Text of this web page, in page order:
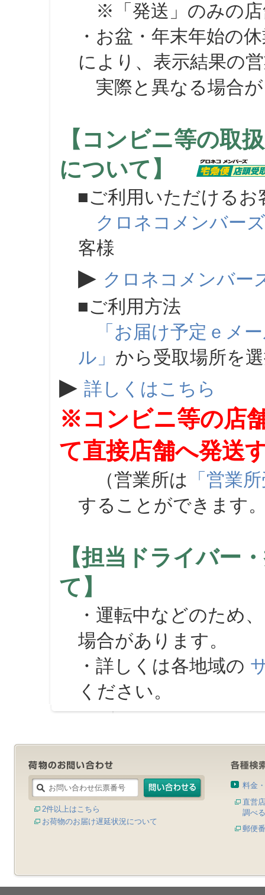
※「発送」のみの店
・お盆・年末年始の
により、表示結果の
実際と異なる場合が
【コンビニ等の取
について】
■ご利用いただけるお
クロネコメンバーズ
客様
▶ クロネコメンバー
■ご利用方法
「お届け予定ｅメ
ル」 から受取場所を
▶ 詳しくはこちら
※コンビニ等の店
て直接店舗へ発送
（営業所は 「営業
することができます
【担当ドライバー
て】
・運転中などのため
場合があります。
・詳しくは各地域の
ください。
2件以上はこちら
お荷物のお届け遅延状況について
料金
直営
調べる
郵便